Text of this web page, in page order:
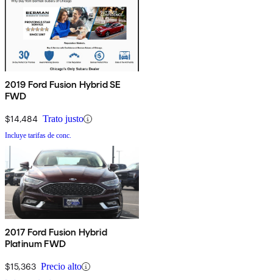
2019 Ford Fusion Hybrid SE
FWD
$14,484 Trato justo
Incluye tarifas de conc.
2017 Ford Fusion Hybrid
Platinum FWD
$15,363 Precio alto